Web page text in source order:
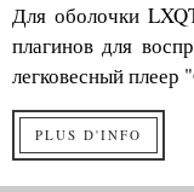
Для оболочки
плагинов для
легковесный плеер
PLUS D'INFO